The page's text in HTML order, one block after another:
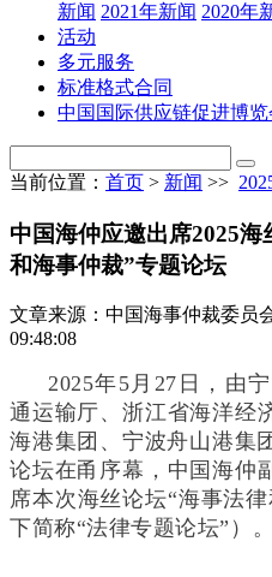
新闻 2021年新闻 2020年
活动
多元服务
标准格式合同
中国国际供应链促进博览
当前位置： 首页 > 新闻 >>
中国海仲应邀出席2025
和海事仲裁”专题论坛
文章来源：中国海事仲裁委员
09:48:08
2025年5月27日，由
通运输厅、浙江省海洋经
海港集团、宁波舟山港集
论坛在甬序幕，中国海仲
席本次海丝论坛“海事法
下简称“法律专题论坛”）。